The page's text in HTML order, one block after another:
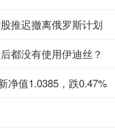
推迟撤离俄罗斯计划
都没有使用伊迪丝？
净值1.0385，跌0.47%